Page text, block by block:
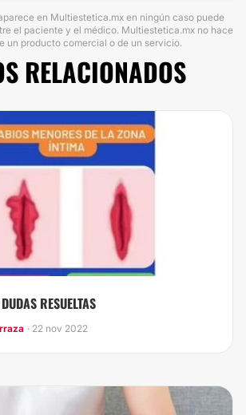
en Multiestetica.mx en ningún caso puede
el paciente y el médico. Multiestetica.mx no hace
un producto comercial o de un servicio.
RELACIONADOS
RESUELTAS
· 22 nov 2022